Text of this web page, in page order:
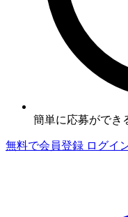
簡単に応募ができ
無料で会員登録 ログイ